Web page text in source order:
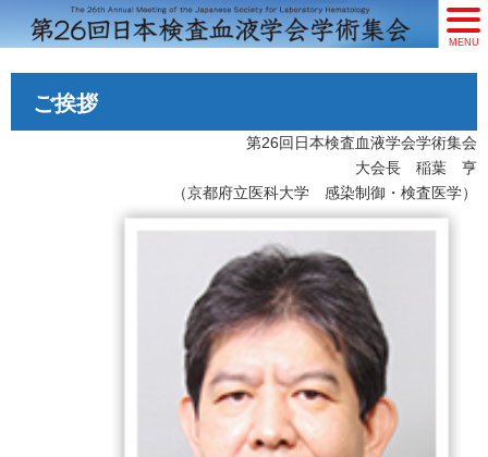
MENU
ご挨拶
第26回日本検査血液学会学術集会
大会長 稲葉 亨
（京都府立医科大学 感染制御・検査医学）